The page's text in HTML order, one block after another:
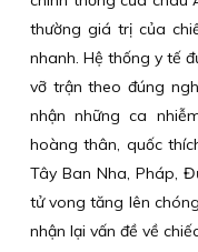
thường giá trị của
nhanh. Hệ thống y tế
vỡ trận theo đúng
nhận những ca
hoàng thân, quốc
Tây Ban Nha, Pháp,
tử vong tăng lên
nhận lại vấn đề về